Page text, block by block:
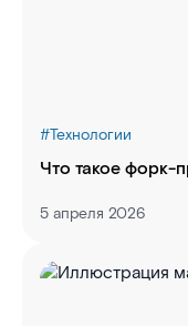
#Технологии
Что такое форк-
5 апреля 2026